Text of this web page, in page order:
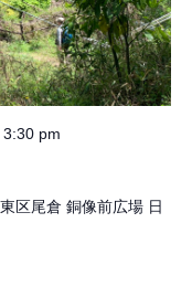
3:30 pm
区尾倉 銅像前広場 日